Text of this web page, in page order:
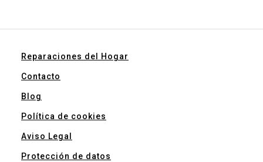
Reparaciones del Hogar
Contacto
Blog
Política de cookies
Aviso Legal
Protección de datos